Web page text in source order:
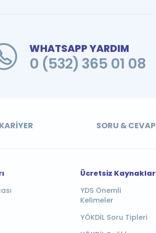
WHATSAPP YARDIM
0 (532) 365 01 08
KARIYER SORU & CEVAP
Ücretsiz Kaynaklar
YDS Önemli
Kelimeler
YÖKDİL Soru Tipleri